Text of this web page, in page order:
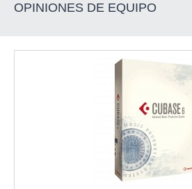
OPINIONES DE EQUIPO